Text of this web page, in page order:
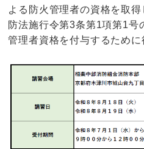
よる防火管理者の資格を取
防法施行令第3条第1項第1号
管理者資格を付与するために